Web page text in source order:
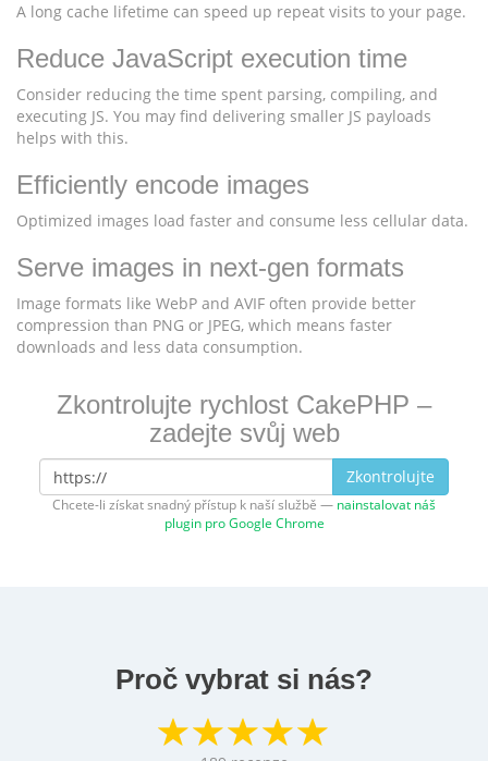
A long cache lifetime can speed up repeat visits to your page.
Reduce JavaScript execution time
Consider reducing the time spent parsing, compiling, and
executing JS. You may find delivering smaller JS payloads
helps with this.
Efficiently encode images
Optimized images load faster and consume less cellular data.
Serve images in next-gen formats
Image formats like WebP and AVIF often provide better
compression than PNG or JPEG, which means faster
downloads and less data consumption.
Zkontrolujte rychlost CakePHP –
zadejte svůj web
Zkontrolujte
Chcete-li získat snadný přístup k naší službě — nainstalovat náš
plugin pro Google Chrome
Proč vybrat si nás?